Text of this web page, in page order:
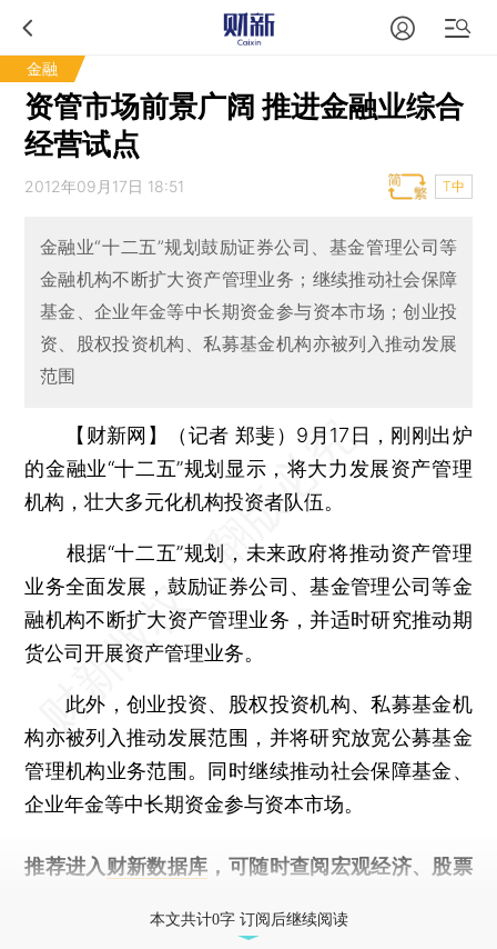
金融
资管市场前景广阔 推进金融业综合
经营试点
2012年09月17日 18:51 T中
金融业“十二五”规划鼓励证券公司、基金管理公司等
金融机构不断扩大资产管理业务；继续推动社会保障
基金、企业年金等中长期资金参与资本市场；创业投
资、股权投资机构、私募基金机构亦被列入推动发展
范围
【财新网】（记者 郑斐） 9月17日，刚刚出炉
的金融业“十二五”规划显示，将大力发展资产管理
机构，壮大多元化机构投资者队伍。
根据“十二五”规划，未来政府将推动资产管理
业务全面发展，鼓励证券公司、基金管理公司等金
融机构不断扩大资产管理业务，并适时研究推动期
货公司开展资产管理业务。
此外，创业投资、股权投资机构、私募基金机
构亦被列入推动发展范围，并将研究放宽公募基金
管理机构业务范围。同时继续推动社会保障基金、
企业年金等中长期资金参与资本市场。
推荐进入 财新数据库 ，可随时查阅宏观经济、股票
本文共计0字 订阅后继续阅读